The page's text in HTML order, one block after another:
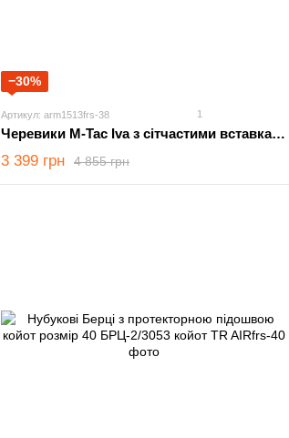
−30%
Артикул: arm1513frs-38 1
Черевики M-Tac Iva з сітчастими вставками Olive розмір 38
4 855 грн
3 399 грн